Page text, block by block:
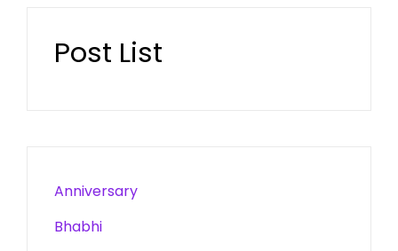
Post List
Anniversary
Bhabhi